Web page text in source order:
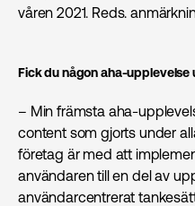
våren 2021. Reds.
Fick du någon aha-upplevelse
– Min främsta aha-
content som gjorts under
företag är med att
användaren till en del av
användarcentrerat